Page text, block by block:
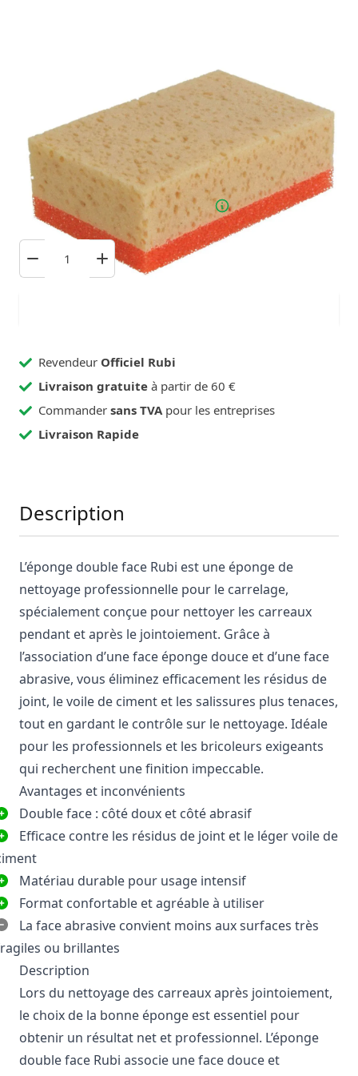
6,08 € TTC
Stock suffisant : 8 Pièces
Commandé avant 23h59, expédié lundi!
Revendeur Officiel Rubi
Livraison gratuite à partir de 60 €
Commander sans TVA pour les entreprises
Livraison Rapide
Description
L’éponge double face Rubi est une éponge de
nettoyage professionnelle pour le carrelage,
spécialement conçue pour nettoyer les carreaux
pendant et après le jointoiement. Grâce à
l’association d’une face éponge douce et d’une face
abrasive, vous éliminez efficacement les résidus de
joint, le voile de ciment et les salissures plus tenaces,
tout en gardant le contrôle sur le nettoyage. Idéale
pour les professionnels et les bricoleurs exigeants
qui recherchent une finition impeccable.
Avantages et inconvénients
Double face : côté doux et côté abrasif
Efficace contre les résidus de joint et le léger voile de
Matériau durable pour usage intensif
Format confortable et agréable à utiliser
La face abrasive convient moins aux surfaces très
ou brillantes
Description
Lors du nettoyage des carreaux après jointoiement,
le choix de la bonne éponge est essentiel pour
obtenir un résultat net et professionnel. L’éponge
double face Rubi associe une face douce et